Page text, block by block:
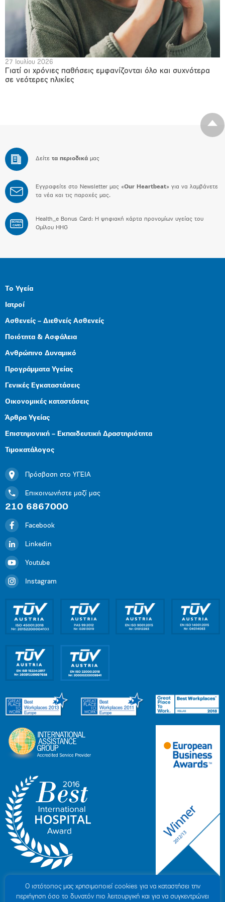
27 Ιουλίου 2026
Γιατί οι χρόνιες παθήσεις εμφανίζονται όλο και συχνότερα
σε νεότερες ηλικίες
Δείτε τα περιοδικά μας
Εγγραφείτε στο Newsletter μας «Our Heartbeat» για να λαμβάνετε
τα νέα και τις παροχές μας.
BONUS
CARD
Health_e Bonus Card: H ψηφιακή κάρτα προνομίων υγείας του
Ομίλου HHG
Το Υγεία
Ιατροί
Ασθενείς – Διεθνείς Ασθενείς
Ποιότητα & Ασφάλεια
Ανθρώπινο Δυναμικό
Προγράμματα Υγείας
Γενικές Εγκαταστάσεις
Οικονομικές καταστάσεις
Άρθρα Υγείας
Επιστημονική – Εκπαιδευτική Δραστηριότητα
Τιμοκατάλογος
Πρόσβαση στο ΥΓΕΙΑ
Επικοινωνήστε μαζί μας
210 6867000
Facebook
Linkedin
Youtube
Instagram
Ο ιστότοπoς μας χρησιμοποιεί cookies για να καταστήσει την
περιήγηση όσο το δυνατόν πιο λειτουργική και για να συγκεντρώνει